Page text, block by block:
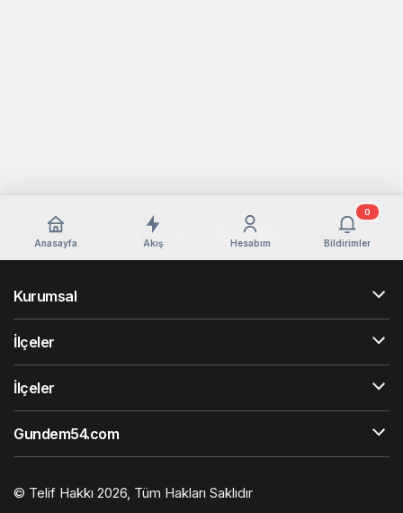
Anasayfa Akış Hesabım Bildirimler
0
Kurumsal
İlçeler
İlçeler
Gundem54.com
© Telif Hakkı 2026, Tüm Hakları Saklıdır